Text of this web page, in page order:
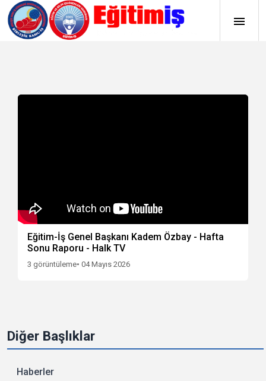
Diğer Başlıklar
Haberler
Eğitim-İş Genel Başkanı Kadem Özbay - Hafta
Sonu Raporu - Halk TV
3 görüntüleme• 04 Mayıs 2026